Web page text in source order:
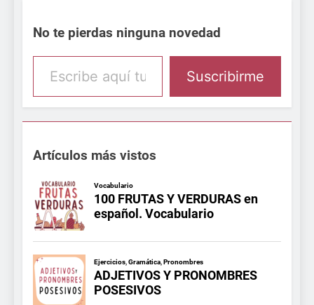
No te pierdas ninguna novedad
Escribe aquí tu email
Suscribirme
Artículos más vistos